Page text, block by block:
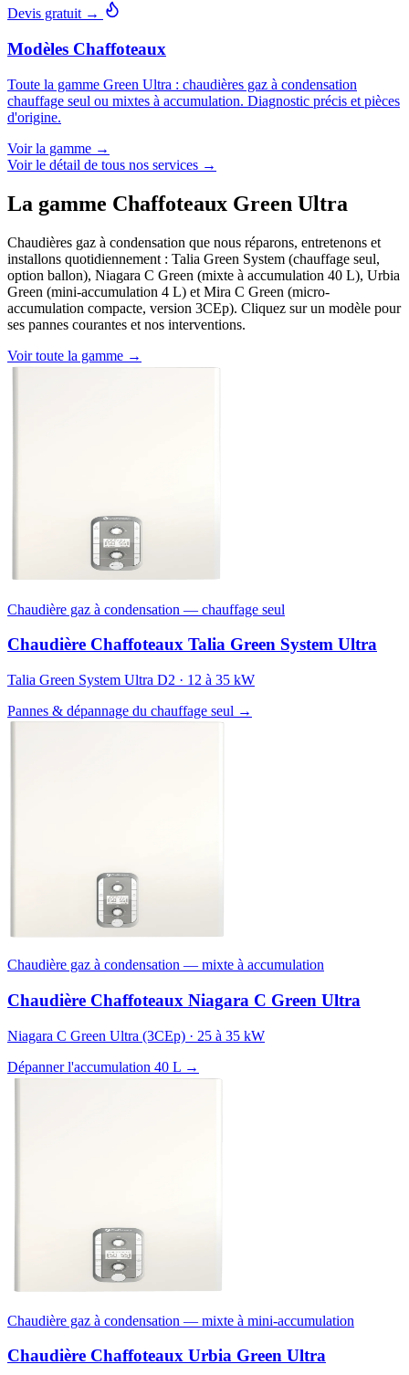
Devis gratuit →
Modèles Chaffoteaux
Toute la gamme Green Ultra : chaudières gaz à condensation
chauffage seul ou mixtes à accumulation. Diagnostic précis et pièces
d'origine.
Voir la gamme →
Voir le détail de tous nos services →
La gamme Chaffoteaux Green Ultra
Chaudières gaz à condensation que nous réparons, entretenons et
installons quotidiennement : Talia Green System (chauffage seul,
option ballon), Niagara C Green (mixte à accumulation 40 L), Urbia
Green (mini-accumulation 4 L) et Mira C Green (micro-
accumulation compacte, version 3CEp). Cliquez sur un modèle pour
ses pannes courantes et nos interventions.
Voir toute la gamme →
Chaudière gaz à condensation — chauffage seul
Chaudière Chaffoteaux Talia Green System Ultra
Talia Green System Ultra D2 · 12 à 35 kW
Pannes & dépannage du chauffage seul →
Chaudière gaz à condensation — mixte à accumulation
Chaudière Chaffoteaux Niagara C Green Ultra
Niagara C Green Ultra (3CEp) · 25 à 35 kW
Dépanner l'accumulation 40 L →
Chaudière gaz à condensation — mixte à mini-accumulation
Chaudière Chaffoteaux Urbia Green Ultra